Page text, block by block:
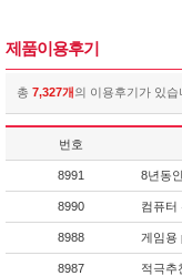
제품이용후기
총 7,327개의 이용후기가 있습
번호
8991 8년동
8990 컴퓨터
8988 게임용
8987 적극추